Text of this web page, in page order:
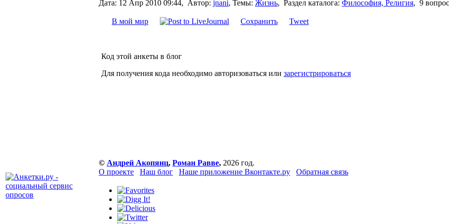
Дата: 12 Апр 2010 09:44, Автор: jnani, Темы: Жизнь, Раздел каталога: Философия, Религия, 9
В мой мир Сохранить Tweet
Код этой анкеты в блог
Для получения кода необходимо авторизоваться или зарегистрироваться
© Андрей Акопянц, Роман Равве, 2026 год.
О проекте
Наш блог Наше приложение Вконтакте.ру Обратная связь